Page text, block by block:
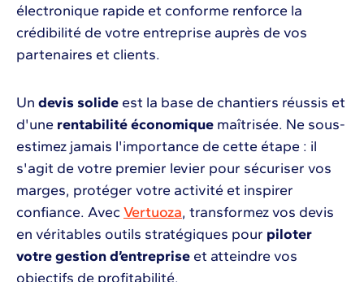
électronique rapide et conforme renforce la
crédibilité de votre entreprise auprès de vos
partenaires et clients.
Un devis solide est la base de chantiers réussis et
d'une rentabilité économique maîtrisée. Ne sous-
estimez jamais l'importance de cette étape : il
s'agit de votre premier levier pour sécuriser vos
marges, protéger votre activité et inspirer
confiance. AvecVertuoza, transformez vos devis
en véritables outils stratégiques pour piloter
votre gestion d’entreprise et atteindre vos
objectifs de profitabilité.